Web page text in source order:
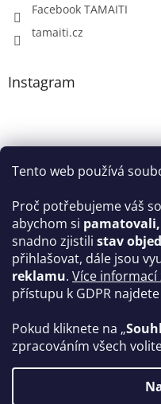
Tento web používá
Proč potřebujeme váš
abychom si
snadno zjistili stav
přihlašovat, dále jsou
reklamu. Více informací
přístupu k GDPR najdete
Pokud kliknete na „
zpracováním všech
Facebook TAMAITI
tamaiti.cz
Instagram
Sledovat na
Facebook